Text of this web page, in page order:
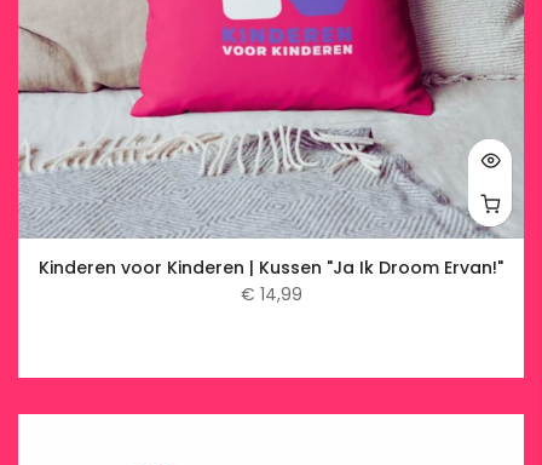
Kinderen voor Kinderen | Kussen "Ja Ik Droom Ervan!"
€ 14,99